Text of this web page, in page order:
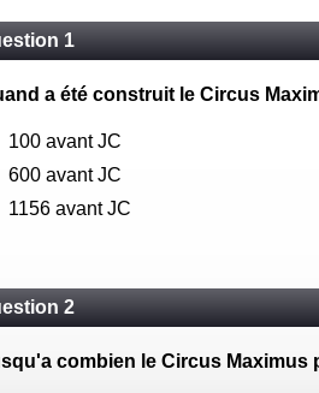
1
a été construit le Circus
100 avant JC
600 avant JC
1156 avant JC
2
combien le Circus Maximus